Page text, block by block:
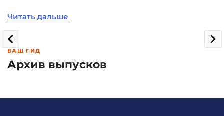
Читать дальше
ВАШ ГИД
Архив выпусков